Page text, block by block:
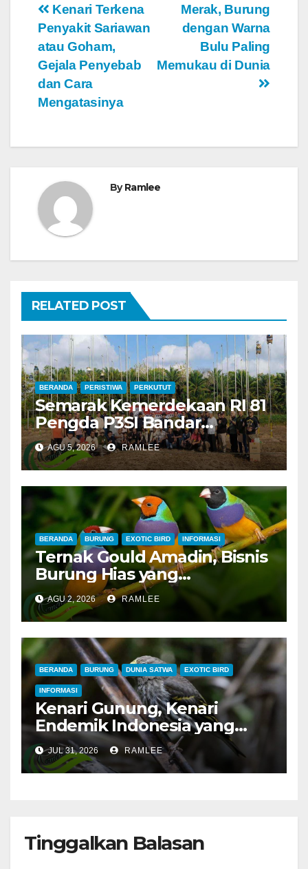
Navigasi
pos
Merak, Burung
dengan Warna
Bulu Paling
Memukau di Dunia
Kenari Terkena
Penyakit Sariawan
atau Goham,
Gejala Penyebab
dan Cara
Mengatasinya
ByRamlee
RELATED POST
BERANDA PERISTIWA PERKUTUT
Semarak Kemerdekaan RI 81
Pengda P3SI Bandar
Lampung, Potong Tumpeng
Menandai Peresmian
Lapangan Baru, Mawar
Merah dan Jahanam Juara
AGU 5, 2026 RAMLEE
BERANDA BURUNG EXOTIC BIRD INFORMASI
Ternak Gould Amadin, Bisnis
Burung Hias yang
Menguntungkan
AGU 2, 2026 RAMLEE
BERANDA BURUNG DUNIA SATWA EXOTIC BIRD
INFORMASI
Kenari Gunung, Kenari
Endemik Indonesia yang
Sangat Sulit Dipelihara
JUL 31, 2026 RAMLEE
Tinggalkan Balasan